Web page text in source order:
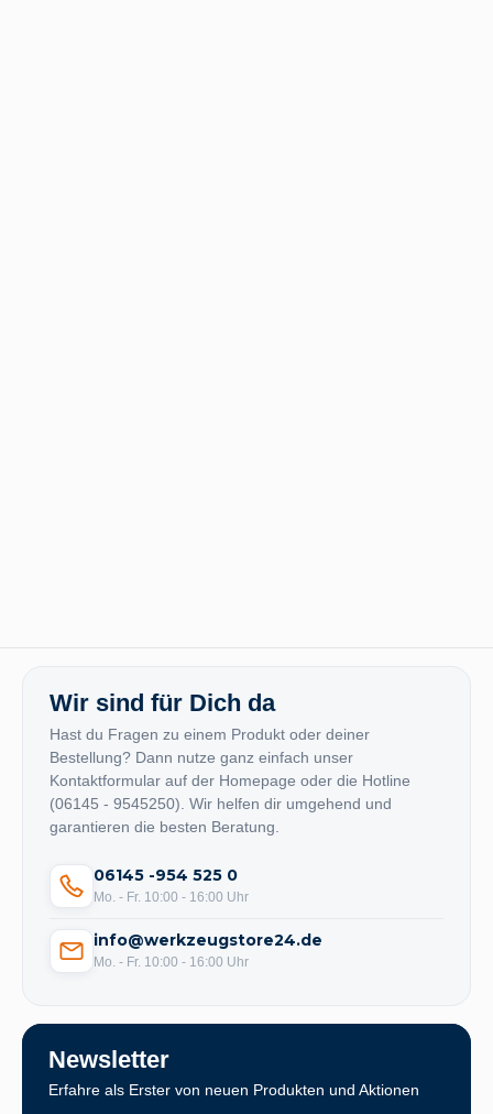
Wir sind für Dich da
Hast du Fragen zu einem Produkt oder deiner
Bestellung? Dann nutze ganz einfach unser
Kontaktformular auf der Homepage oder die Hotline
(06145 - 9545250). Wir helfen dir umgehend und
garantieren die besten Beratung.
06145 -954 525 0
Mo. - Fr. 10:00 - 16:00 Uhr
info@werkzeugstore24.de
Mo. - Fr. 10:00 - 16:00 Uhr
Newsletter
Erfahre als Erster von neuen Produkten und Aktionen